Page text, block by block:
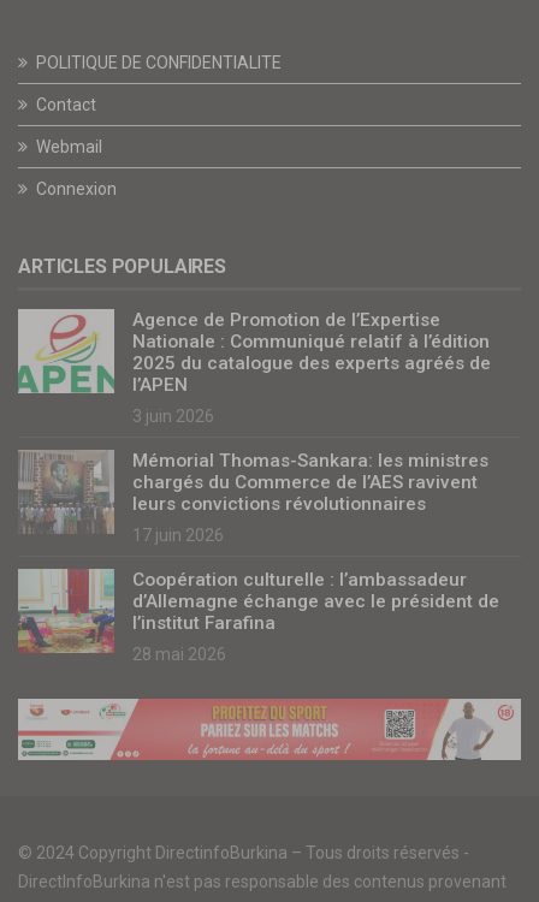
POLITIQUE DE CONFIDENTIALITE
Contact
Webmail
Connexion
ARTICLES POPULAIRES
Agence de Promotion de l’Expertise
Nationale : Communiqué relatif à l’édition
2025 du catalogue des experts agréés de
l’APEN
3 juin 2026
Mémorial Thomas-Sankara: les ministres
chargés du Commerce de l’AES ravivent
leurs convictions révolutionnaires
17 juin 2026
Coopération culturelle : l’ambassadeur
d’Allemagne échange avec le président de
l’institut Farafina
28 mai 2026
© 2024 Copyright DirectinfoBurkina – Tous droits réservés -
DirectInfoBurkina n'est pas responsable des contenus provenant